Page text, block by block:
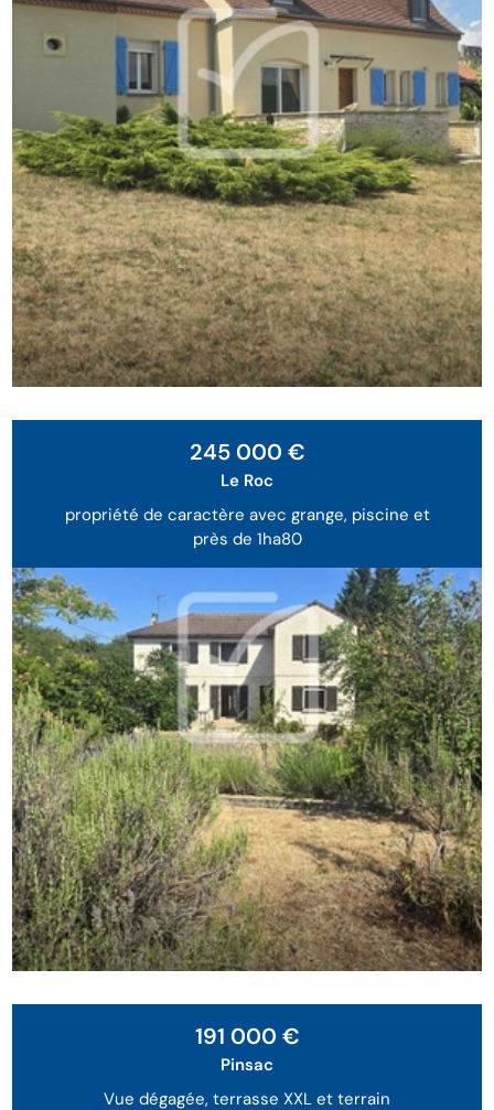
propriété de caractère avec grange, piscine et
près de 1ha80
245 000 €
Le Roc
Vue dégagée, terrasse XXL et terrain
191 000 €
Pinsac